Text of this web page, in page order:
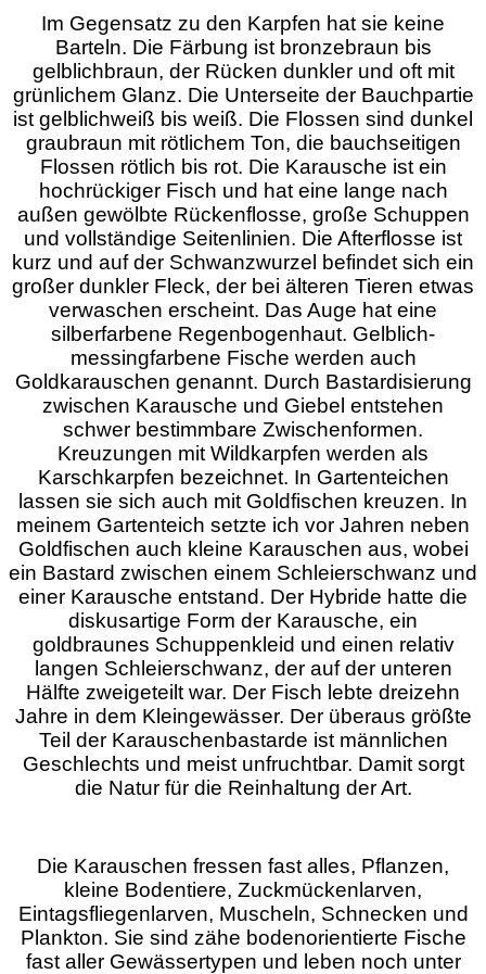
Im Gegensatz zu den Karpfen hat sie keine
Barteln. Die Färbung ist bronzebraun bis
gelblichbraun, der Rücken dunkler und oft mit
grünlichem Glanz. Die Unterseite der Bauchpartie
ist gelblichweiß bis weiß. Die Flossen sind dunkel
graubraun mit rötlichem Ton, die bauchseitigen
Flossen rötlich bis rot. Die Karausche ist ein
hochrückiger Fisch und hat eine lange nach
außen gewölbte Rückenflosse, große Schuppen
und vollständige Seitenlinien. Die Afterflosse ist
kurz und auf der Schwanzwurzel befindet sich ein
großer dunkler Fleck, der bei älteren Tieren etwas
verwaschen erscheint. Das Auge hat eine
silberfarbene Regenbogenhaut. Gelblich-
messingfarbene Fische werden auch
Goldkarauschen genannt. Durch Bastardisierung
zwischen Karausche und Giebel entstehen
schwer bestimmbare Zwischenformen.
Kreuzungen mit Wildkarpfen werden als
Karschkarpfen bezeichnet. In Gartenteichen
lassen sie sich auch mit Goldfischen kreuzen. In
meinem Gartenteich setzte ich vor Jahren neben
Goldfischen auch kleine Karauschen aus, wobei
ein Bastard zwischen einem Schleierschwanz und
einer Karausche entstand. Der Hybride hatte die
diskusartige Form der Karausche, ein
goldbraunes Schuppenkleid und einen relativ
langen Schleierschwanz, der auf der unteren
Hälfte zweigeteilt war. Der Fisch lebte dreizehn
Jahre in dem Kleingewässer. Der überaus größte
Teil der Karauschenbastarde ist männlichen
Geschlechts und meist unfruchtbar. Damit sorgt
die Natur für die Reinhaltung der Art.
Die Karauschen fressen fast alles, Pflanzen,
kleine Bodentiere, Zuckmückenlarven,
Eintagsfliegenlarven, Muscheln, Schnecken und
Plankton. Sie sind zähe bodenorientierte Fische
fast aller Gewässertypen und leben noch unter